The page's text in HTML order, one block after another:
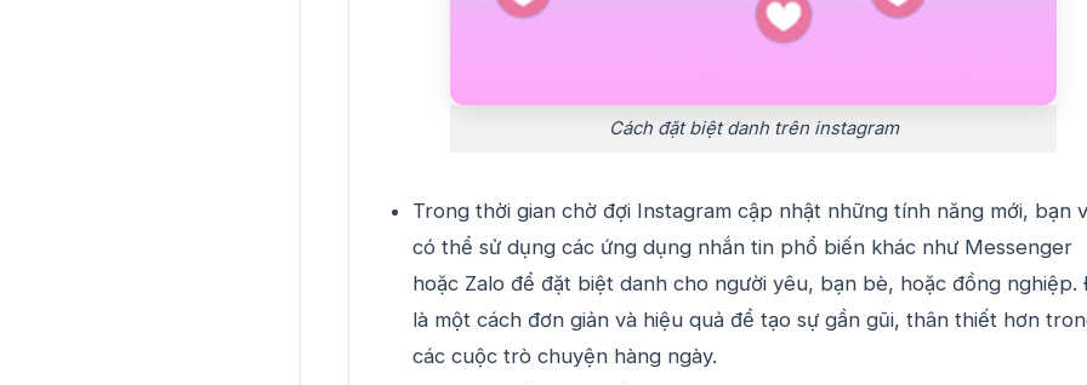
Cách đặt biệt danh trên instagram
Trong thời gian chờ đợi Instagram cập nhật những tính năng mới, bạn
có thể sử dụng các ứng dụng nhắn tin phổ biến khác như Messenger
hoặc Zalo để đặt biệt danh cho người yêu, bạn bè, hoặc đồng nghiệp.
là một cách đơn giản và hiệu quả để tạo sự gần gũi, thân thiết hơn
các cuộc trò chuyện hàng ngày.